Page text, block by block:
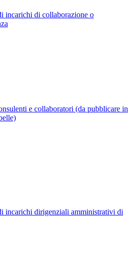
incarichi di collaborazione o
e collaboratori (da pubblicare in
incarichi dirigenziali amministrativi di